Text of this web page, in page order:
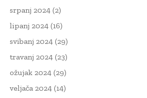
srpanj 2024 (2)
lipanj 2024 (16)
svibanj 2024 (29)
travanj 2024 (23)
ožujak 2024 (29)
veljača 2024 (14)